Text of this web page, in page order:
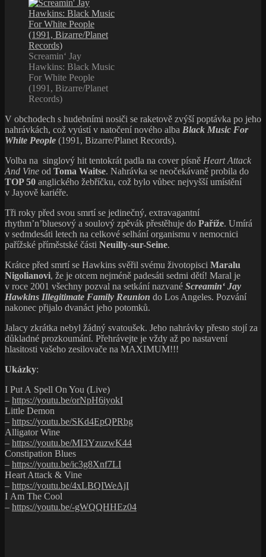
Screamin‘ Jay
Hawkins: Black Music
For White People
(1991, Bizarre/Planet
Records)
V obchodech s hudebními nosiči se raketově zvýší poptávka po jeho
nahrávkách, což vyústí v natočení nového alba Black Music For
White People (1991, Bizarre/Planet Records).
Volba na singlový hit tentokrát padla na cover písně Heart Attack
And Vine od Toma Waitse. Nahrávka se neočekávaně probila do
TOP 50 anglického žebříčku, což bylo vůbec nejvyšší umístění
v Jayově kariéře.
Tři roky před svou smrtí se jedinečný, extravagantní
rhythm’n’bluesový a soulový zpěvák přestěhuje do Paříže. Umírá
v sedmdesáti letech na celkové selhání organismu v nemocnici
pařížské příměstské části Neuilly-sur-Seine.
Krátce před smrtí se Hawkins svěřil svému životopisci Maralu
Nigolianovi, že je otcem nejméně padesáti sedmi dětí! Maral je
v roce 2001 všechny pozval na setkání nazvané Screamin‘ Jay
Hawkins Illegitimate Family Reunion do Los Angeles. Pozvání
nakonec přijalo dvanáct jeho potomků.
Jalacy zkrátka nebyl žádný svatoušek. Jeho nahrávky přesto stojí za
důkladné prozkoumání. Přehrávejte je vždy až po nastavení
hlasitosti vašeho zesilovače na MAXIMUM!!!
Ukázky:
I Put A Spell On You (Live)
– https://youtu.be/orNpH6iyokI
Little Demon
– https://youtu.be/SKd4EpQPRbg
Alligator Wine
– https://youtu.be/MI3YzuzwK44
Constipation Blues
– https://youtu.be/ic3g8Xnf7LI
Heart Attack & Vine
– https://youtu.be/4xLBQIWeAjI
I Am The Cool
– https://youtu.be/-gWQQHHEz04